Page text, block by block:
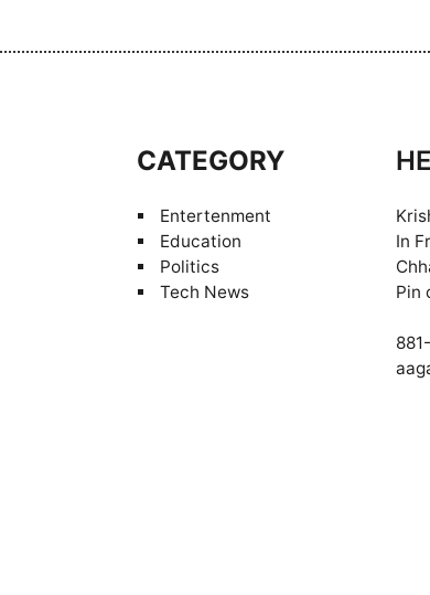
CATEGORY
Entertenment
Education
Politics
Tech News
In
Pin